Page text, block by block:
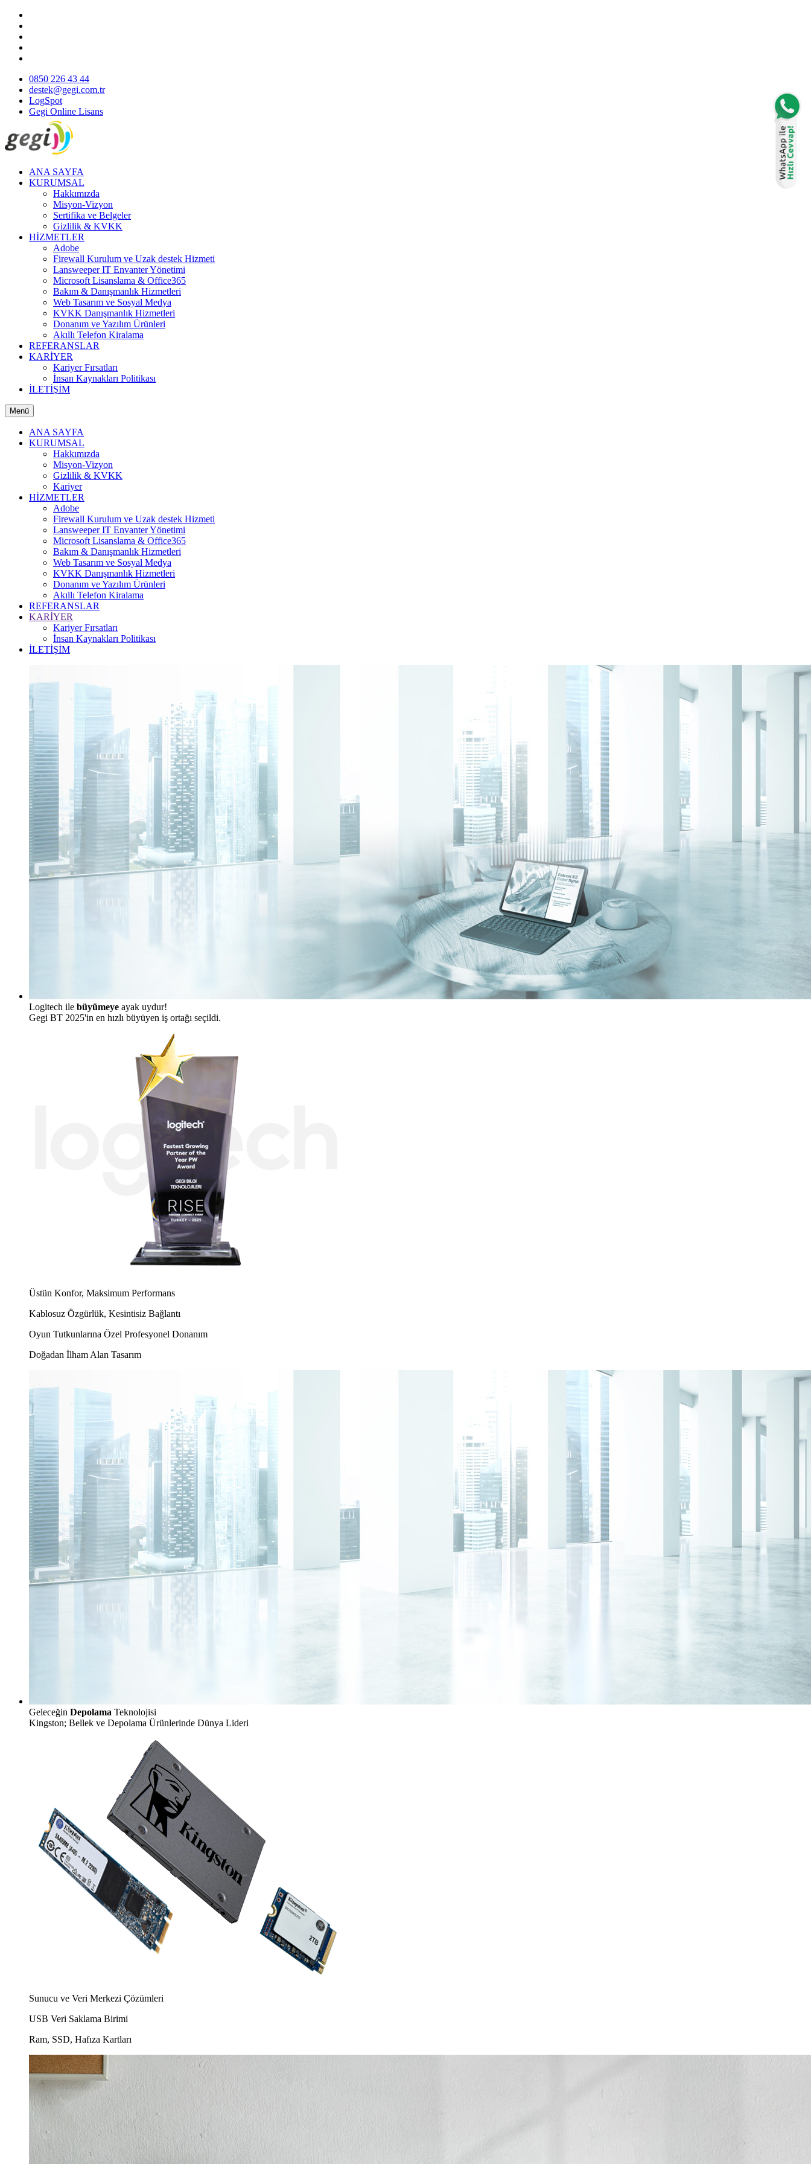
0850 226 43 44
destek@gegi.com.tr
LogSpot
Gegi Online Lisans
ANA SAYFA
KURUMSAL
Hakkımızda
Misyon-Vizyon
Sertifika ve Belgeler
Gizlilik & KVKK
HİZMETLER
Adobe
Firewall Kurulum ve Uzak destek Hizmeti
Lansweeper IT Envanter Yönetimi
Microsoft Lisanslama & Office365
Bakım & Danışmanlık Hizmetleri
Web Tasarım ve Sosyal Medya
KVKK Danışmanlık Hizmetleri
Donanım ve Yazılım Ürünleri
Akıllı Telefon Kiralama
REFERANSLAR
KARİYER
Kariyer Fırsatları
İnsan Kaynakları Politikası
İLETİŞİM
Menü
ANA SAYFA
KURUMSAL
Hakkımızda
Misyon-Vizyon
Gizlilik & KVKK
Kariyer
HİZMETLER
Adobe
Firewall Kurulum ve Uzak destek Hizmeti
Lansweeper IT Envanter Yönetimi
Microsoft Lisanslama & Office365
Bakım & Danışmanlık Hizmetleri
Web Tasarım ve Sosyal Medya
KVKK Danışmanlık Hizmetleri
Donanım ve Yazılım Ürünleri
Akıllı Telefon Kiralama
REFERANSLAR
KARİYER
Kariyer Fırsatları
İnsan Kaynakları Politikası
İLETİŞİM
Logitech ile büyümeye ayak uydur!
Gegi BT 2025'in en hızlı büyüyen iş ortağı seçildi.
Üstün Konfor, Maksimum Performans
Kablosuz Özgürlük, Kesintisiz Bağlantı
Oyun Tutkunlarına Özel Profesyonel Donanım
Doğadan İlham Alan Tasarım
Geleceğin Depolama Teknolojisi
Kingston; Bellek ve Depolama Ürünlerinde Dünya Lideri
Sunucu ve Veri Merkezi Çözümleri
USB Veri Saklama Birimi
Ram, SSD, Hafıza Kartları